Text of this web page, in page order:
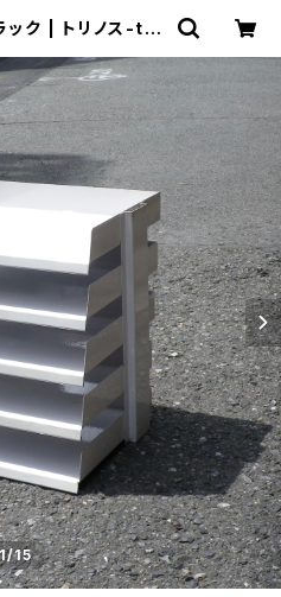
ク | トリノス-tor
プ・古着
1/15